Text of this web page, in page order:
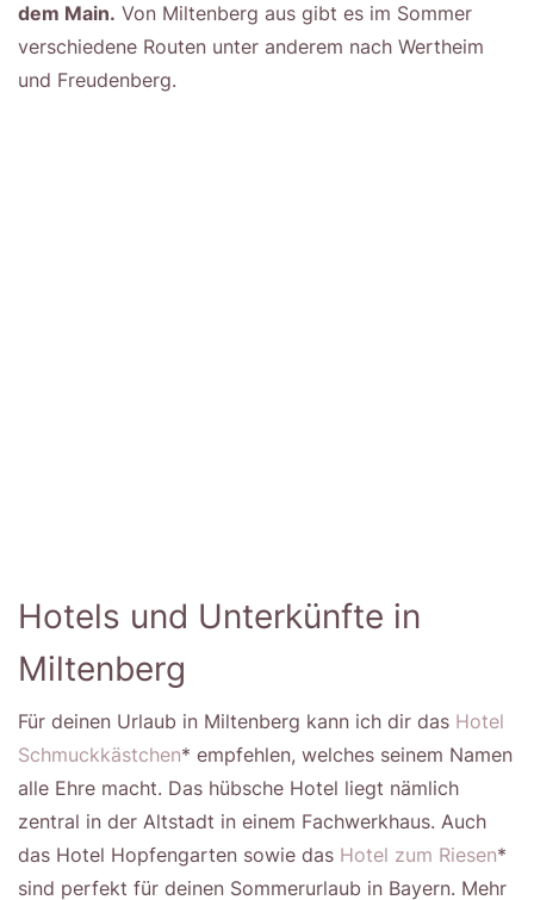
dem Main. Von Miltenberg aus gibt es im Sommer
verschiedene Routen unter anderem nach Wertheim
und Freudenberg.
Hotels und Unterkünfte in
Miltenberg
Für deinen Urlaub in Miltenberg kann ich dir das Hotel
Schmuckkästchen* empfehlen, welches seinem Namen
alle Ehre macht. Das hübsche Hotel liegt nämlich
zentral in der Altstadt in einem Fachwerkhaus. Auch
das Hotel Hopfengarten sowie das Hotel zum Riesen*
sind perfekt für deinen Sommerurlaub in Bayern. Mehr